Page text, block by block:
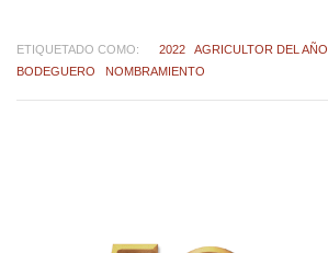
ETIQUETADO COMO: 2022 AGRICULTOR DEL AÑO
BODEGUERO
NOMBRAMIENTO